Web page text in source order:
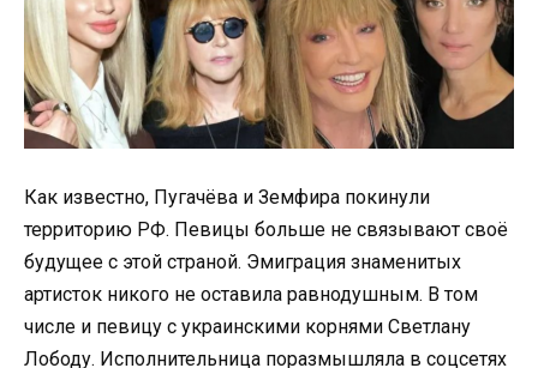
Как известно, Пугачёва и Земфира покинули
территорию РФ. Певицы больше не связывают своё
будущее с этой страной. Эмиграция знаменитых
артисток никого не оставила равнодушным. В том
числе и певицу с украинскими корнями Светлану
Лободу. Исполнительница поразмышляла в соцсетях